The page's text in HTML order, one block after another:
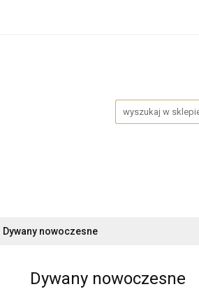
Dywany nowoczesne
Dywany nowoczesne